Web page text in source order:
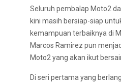
Seluruh pembalap Moto2
kini masih bersiap-siap
kemampuan terbaiknya di
Marcos Ramirez pun
Moto2 yang akan ikut
Di seri pertama yang